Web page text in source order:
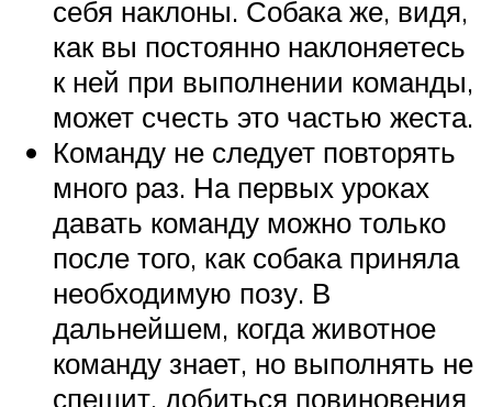
себя наклоны. Собака же, видя,
как вы постоянно наклоняетесь
к ней при выполнении команды,
может счесть это частью жеста.
Команду не следует повторять
много раз. На первых уроках
давать команду можно только
после того, как собака приняла
необходимую позу. В
дальнейшем, когда животное
команду знает, но выполнять не
спешит, добиться повиновения